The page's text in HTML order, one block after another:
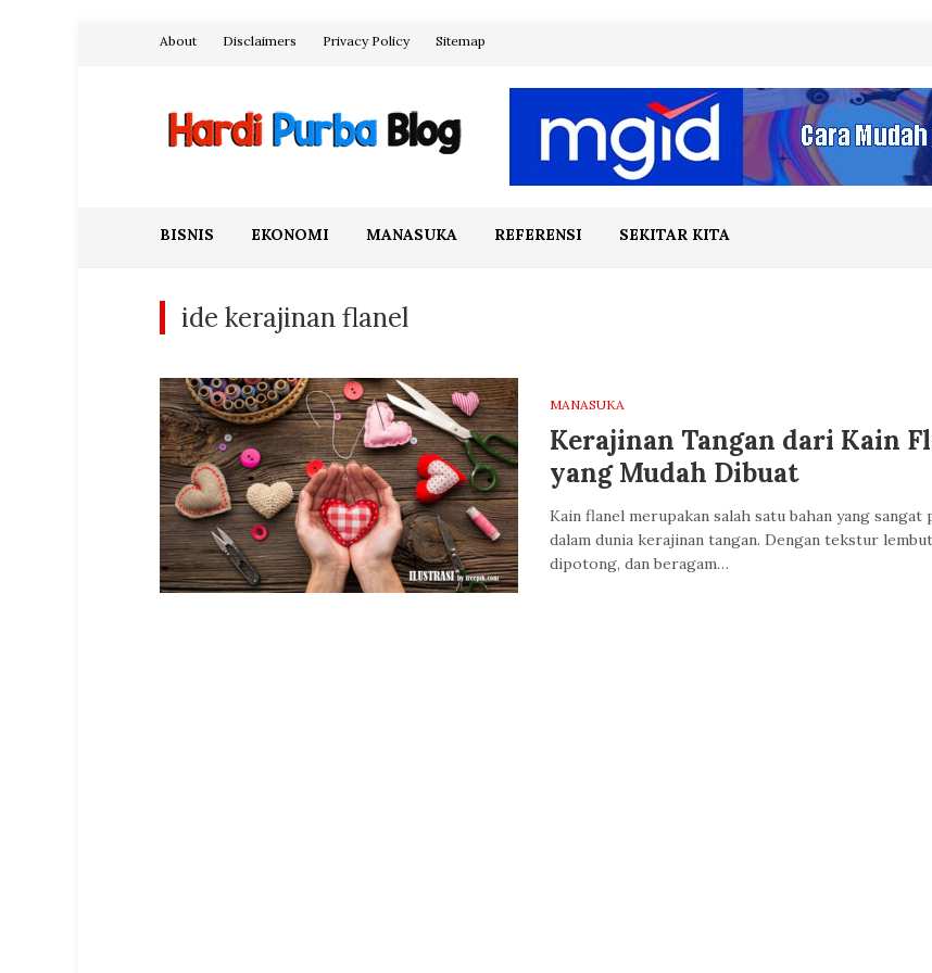
About Disclaimers Privacy Policy Sitemap
BISNIS EKONOMI MANASUKA REFERENSI SEKITAR KITA
ide kerajinan flanel
MANASUKA
Kerajinan Tangan dari Kain
yang Mudah Dibuat
Kain flanel merupakan salah satu bahan yang sangat
dalam dunia kerajinan tangan. Dengan tekstur
dipotong, dan beragam…